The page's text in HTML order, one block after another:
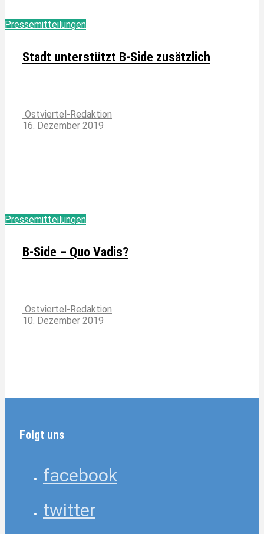
Pressemitteilungen
Stadt unterstützt B-Side zusätzlich
Ostviertel-Redaktion
16. Dezember 2019
Pressemitteilungen
B-Side – Quo Vadis?
Ostviertel-Redaktion
10. Dezember 2019
Folgt uns
facebook
twitter